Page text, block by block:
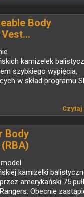
Body
kamizelek
szybkiego wypięcia,
w skład programu
Czytaj
Body
kamizelki
amerykański
Obecnie